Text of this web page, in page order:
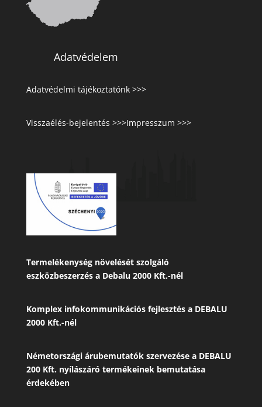
Adatvédelem
Adatvédelmi tájékoztatónk >>>
Visszaélés-bejelentés >>>Impresszum >>>
Termelékenység növelését szolgáló
eszközbeszerzés a Debalu 2000 Kft.-nél
Komplex infokommunikációs fejlesztés a DEBALU
2000 Kft.-nél
Németországi árubemutatók szervezése a DEBALU
200 Kft. nyílászáró termékeinek bemutatása
érdekében